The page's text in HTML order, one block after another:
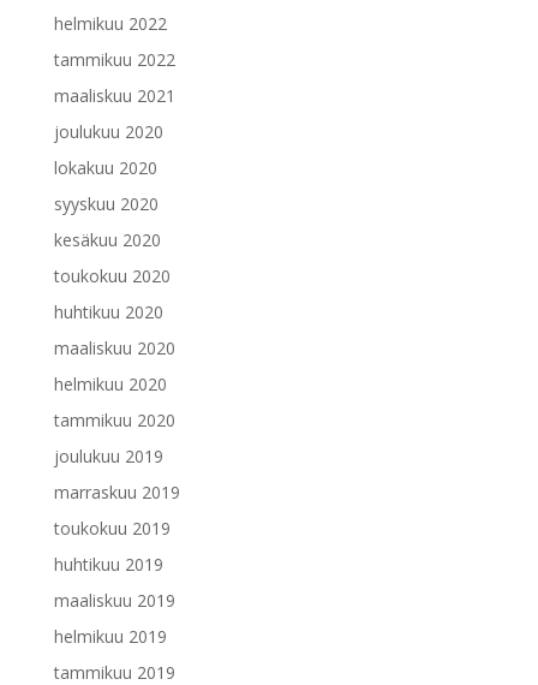
helmikuu 2022
tammikuu 2022
maaliskuu 2021
joulukuu 2020
lokakuu 2020
syyskuu 2020
kesäkuu 2020
toukokuu 2020
huhtikuu 2020
maaliskuu 2020
helmikuu 2020
tammikuu 2020
joulukuu 2019
marraskuu 2019
toukokuu 2019
huhtikuu 2019
maaliskuu 2019
helmikuu 2019
tammikuu 2019